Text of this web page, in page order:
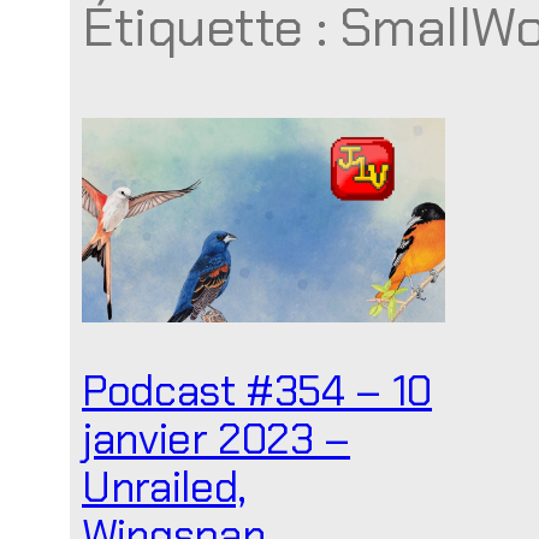
Étiquette :
Podcast #354 – 10
janvier 2023 –
Unrailed,